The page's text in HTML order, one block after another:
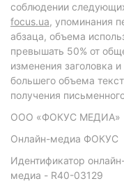
соблюдении
focus.ua, упоминания
абзаца, объема
превышать 50% от
изменения заголовка
большего объема
получения
ООО «ФОКУС МЕДИА»
Онлайн-медиа ФОКУС
Идентификатор
медиа - R40-03129